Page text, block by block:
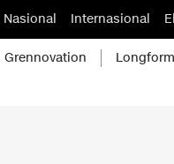
Nasional Internasional
Grennovation